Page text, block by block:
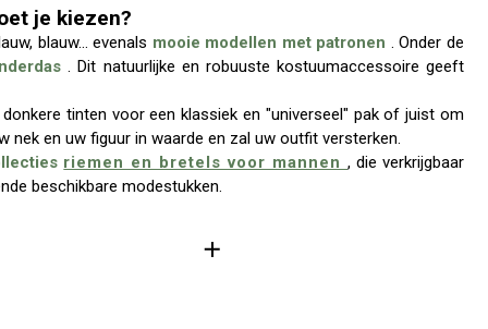
je kiezen?
blauw… evenals mooie modellen met patronen . Onder de
. Dit natuurlijke en robuuste kostuumaccessoire geeft
tinten voor een klassiek en "universeel" pak of juist om
nek en uw figuur in waarde en zal uw outfit versterken.
riemen en bretels voor mannen, die verkrijgbaar
beschikbare modestukken.